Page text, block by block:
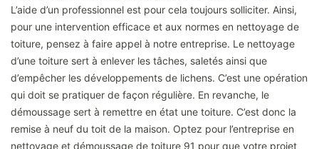
L’aide d’un professionnel est pour cela toujours solliciter. Ainsi,
pour une intervention efficace et aux normes en nettoyage de
toiture, pensez à faire appel à notre entreprise. Le nettoyage
d’une toiture sert à enlever les tâches, saletés ainsi que
d’empêcher les développements de lichens. C’est une opération
qui doit se pratiquer de façon régulière. En revanche, le
démoussage sert à remettre en état une toiture. C’est donc la
remise à neuf du toit de la maison. Optez pour l’entreprise en
nettoyage et démoussage de toiture 91 pour que votre projet